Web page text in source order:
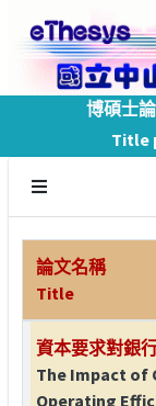
博碩士
Title
論文名稱
Title
資本要求對銀
The Impact of
Operating